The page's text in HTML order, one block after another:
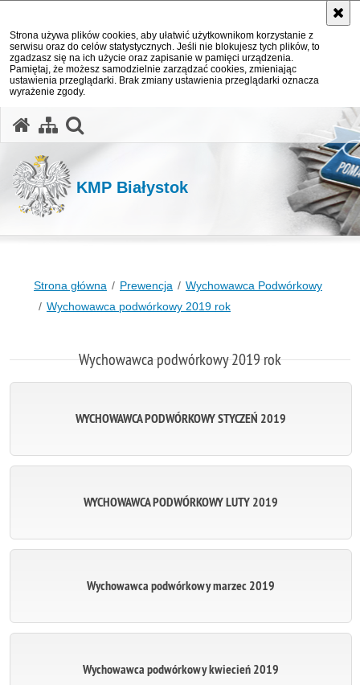
Strona używa plików cookies, aby ułatwić użytkownikom korzystanie z
serwisu oraz do celów statystycznych. Jeśli nie blokujesz tych plików, to
zgadzasz się na ich użycie oraz zapisanie w pamięci urządzenia.
Pamiętaj, że możesz samodzielnie zarządzać cookies, zmieniając
ustawienia przeglądarki. Brak zmiany ustawienia przeglądarki oznacza
wyrażenie zgody.
KMP Białystok
Strona główna Prewencja
Wychowawca Podwórkowy
Wychowawca podwórkowy 2019 rok
Wychowawca podwórkowy 2019 rok
WYCHOWAWCA PODWÓRKOWY STYCZEŃ 2019
WYCHOWAWCA PODWÓRKOWY LUTY 2019
Wychowawca podwórkowy marzec 2019
Wychowawca podwórkowy kwiecień 2019